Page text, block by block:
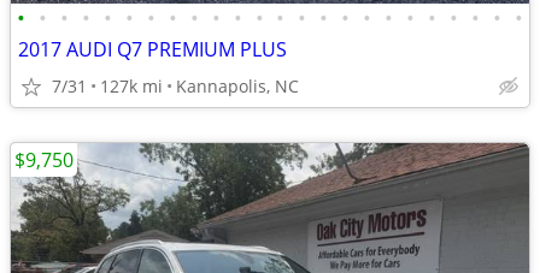
• • • • • • • • • • • • • • • • • • • • • • • •
2017 AUDI Q7 PREMIUM PLUS
7/31 127k mi Kannapolis, NC
$9,750